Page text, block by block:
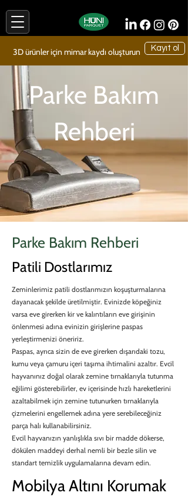
3D ürünler için mimar kaydı oluşturun Kayıt ol
Parke Bakım
Rehberi
Parke Bakım Rehberi
Patili Dostlarımız
Zeminlerimiz patili dostlarımızın koşuşturmalarına
dayanacak şekilde üretilmiştir. Evinizde köpeğiniz
varsa eve girerken kir ve kalıntıların eve girişinin
önlenmesi adına evinizin girişlerine paspas
yerleştirmenizi öneririz.
Paspas, ayrıca sizin de eve girerken dışarıdaki tozu,
kumu veya çamuru içeri taşıma ihtimalini azaltır. Evcil
hayvanınız doğal olarak zemine tırnaklarıyla tutunma
eğilimi gösterebilirler, ev içerisinde hızlı hareketlerini
azaltabilmek için zemine tutunurken tırnaklarıyla
çizmelerini engellemek adına yere serebileceğiniz
parça halı kullanabilirsiniz.
Evcil hayvanızın yanlışlıkla sıvı bir madde dökerse,
dökülen maddeyi derhal nemli bir bezle silin ve
standart temizlik uygulamalarına devam edin.
Mobilya Altını Korumak